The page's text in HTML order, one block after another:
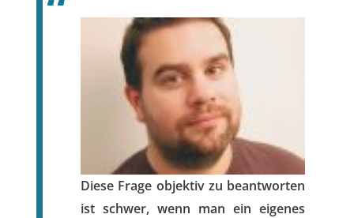
Diese Frage objektiv zu beantworten
ist schwer, wenn man ein eigenes